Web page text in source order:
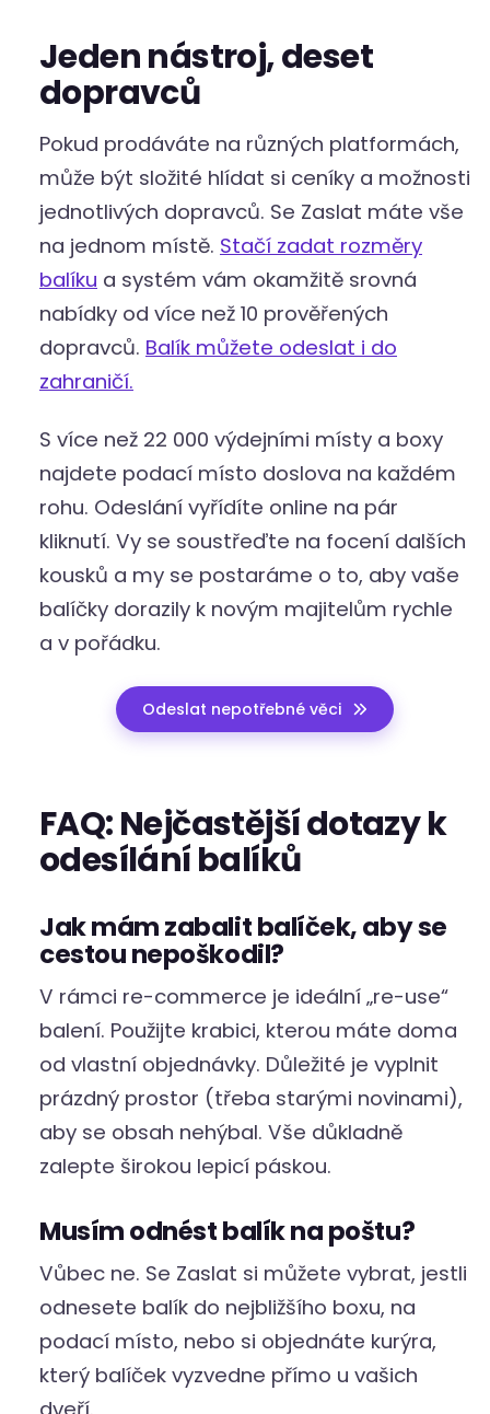
Jeden nástroj, deset
dopravců
Pokud prodáváte na různých platformách,
může být složité hlídat si ceníky a možnosti
jednotlivých dopravců. Se Zaslat máte vše
na jednom místě. Stačí zadat rozměry
balíku a systém vám okamžitě srovná
nabídky od více než 10 prověřených
dopravců. Balík můžete odeslat i do
zahraničí.
S více než 22 000 výdejními místy a boxy
najdete podací místo doslova na každém
rohu. Odeslání vyřídíte online na pár
kliknutí. Vy se soustřeďte na focení dalších
kousků a my se postaráme o to, aby vaše
balíčky dorazily k novým majitelům rychle
a v pořádku.
Odeslat nepotřebné věci
FAQ: Nejčastější dotazy k
odesílání balíků
Jak mám zabalit balíček, aby se
cestou nepoškodil?
V rámci re-commerce je ideální „re-use“
balení. Použijte krabici, kterou máte doma
od vlastní objednávky. Důležité je vyplnit
prázdný prostor (třeba starými novinami),
aby se obsah nehýbal. Vše důkladně
zalepte širokou lepicí páskou.
Musím odnést balík na poštu?
Vůbec ne. Se Zaslat si můžete vybrat, jestli
odnesete balík do nejbližšího boxu, na
podací místo, nebo si objednáte kurýra,
který balíček vyzvedne přímo u vašich